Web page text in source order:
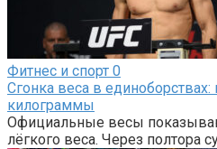
Фитнес и спорт 0
Сгонка веса в
килограммы
Официальные весы
лёгкого веса. Через полтора